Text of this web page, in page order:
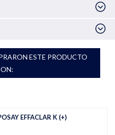
ESTE PRODUCTO
EFFACLAR K (+)